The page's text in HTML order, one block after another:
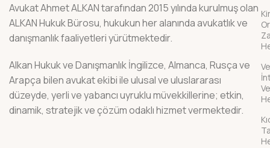
Avukat Ahmet ALKAN tarafından 2015 yılında kurulmuş olan
ALKAN Hukuk Bürosu, hukukun her alanında avukatlık ve
danışmanlık faaliyetleri yürütmektedir.
Alkan Hukuk ve Danışmanlık İngilizce, Almanca, Rusça ve
Arapça bilen avukat ekibi ile ulusal ve uluslararası
düzeyde, yerli ve yabancı uyruklu müvekkillerine; etkin,
dinamik, stratejik ve çözüm odaklı hizmet vermektedir.